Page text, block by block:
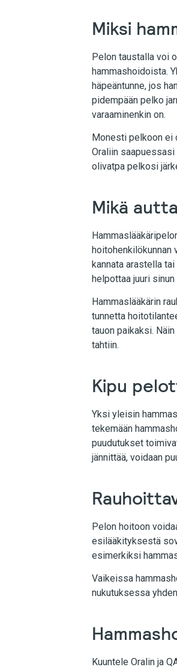
Miksi
Pelon taustalla voi
hammashoidoista.
häpeäntunne, jos
pidempään pelko
varaaminenkin on.
Monesti pelkoon ei
Oraliin
olivatpa pelkosi
Mikä
kannata arastella
helpottaa juuri
Hammaslääkärin
tunnetta
tauon paikaksi.
tahtiin.
Kipu
Yksi yleisin
tekemään
puudutukset
jännittää, voidaan
Pelon hoitoon
esilääkityksestä
esimerkiksi
Vaikeissa
nukutuksessa
Kuuntele Oralin ja